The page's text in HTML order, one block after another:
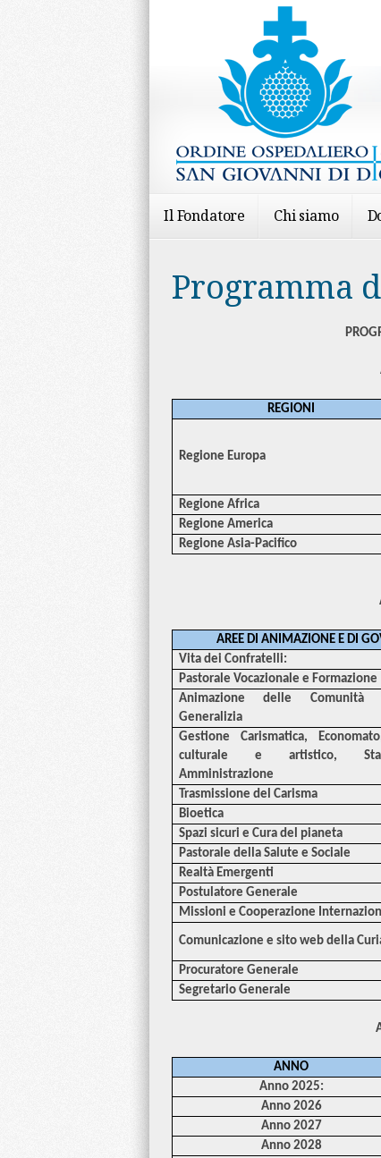
Il Fondatore Chi siamo
Programma
REGIONI
Regione Europa
Regione Africa
Regione America
Regione Asia-Pacifico
AREE DI ANIMAZIONE E DI
Vita dei Confratelli:
Pastorale Vocazionale e Formazione
Animazione delle Comunità
Generalizia
Gestione Carismatica,
culturale e artistico,
Amministrazione
Trasmissione del Carisma
Bioetica
Spazi sicuri e Cura del pianeta
Pastorale della Salute e Sociale
Realtà Emergenti
Postulatore Generale
Missioni e Cooperazione
Comunicazione e sito web della
Procuratore Generale
Segretario Generale
ANNO
Anno 2025:
Anno 2026
Anno 2027
Anno 2028